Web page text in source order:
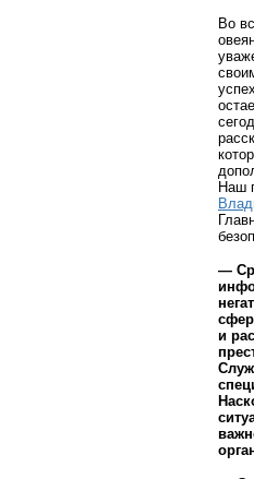
Во
Наш
—
и